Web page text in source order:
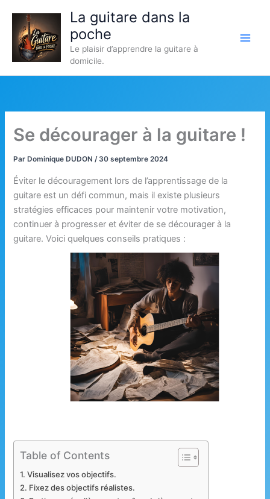
contenu
La guitare dans la
poche
Le plaisir d’apprendre la guitare à
domicile.
Se décourager à la guitare !
Par Dominique DUDON/ 30 septembre 2024
Éviter le découragement lors de l’apprentissage de la
guitare est un défi commun, mais il existe plusieurs
stratégies efficaces pour maintenir votre motivation,
continuer à progresser et éviter de se décourager à la
guitare. Voici quelques conseils pratiques :
Table of Contents
Visualisez vos objectifs.
Fixez des objectifs réalistes.